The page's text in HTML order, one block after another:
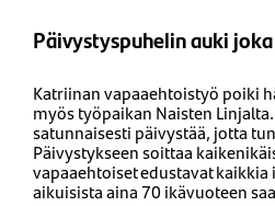
Päivystyspuhelin auki
Katriinan vapaaehtoistyö poiki
myös työpaikan Naisten
satunnaisesti päivystää, jotta
Päivystykseen soittaa
vapaaehtoiset edustavat
aikuisista aina 70 ikävuoteen